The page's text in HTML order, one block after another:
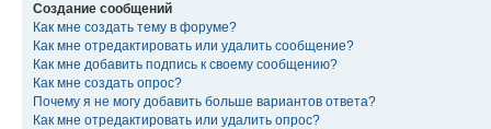
Создание сообщений
Как мне создать тему в форуме?
Как мне отредактировать или удалить сообщение?
Как мне добавить подпись к своему сообщению?
Как мне создать опрос?
Почему я не могу добавить больше вариантов ответа?
Как мне отредактировать или удалить опрос?